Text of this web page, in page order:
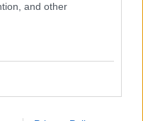
and other